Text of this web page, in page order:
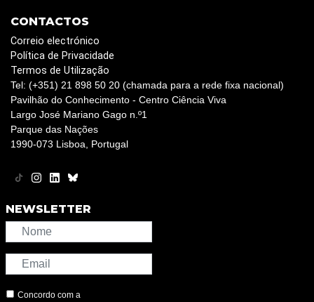
CONTACTOS
Correio electrónico
Política de Privacidade
Termos de Utilização
Tel: (+351) 21 898 50 20 (chamada para a rede fixa nacional)
Pavilhão do Conhecimento - Centro Ciência Viva
Largo José Mariano Gago n.º1
Parque das Nações
1990-073 Lisboa, Portugal
NEWSLETTER
Concordo com a